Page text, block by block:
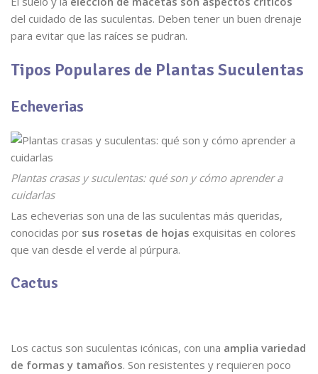
del cuidado de las suculentas. Deben tener un buen drenaje
para evitar que las raíces se pudran.
Tipos Populares de Plantas Suculentas
Echeverias
Plantas crasas y suculentas: qué son y cómo aprender a
cuidarlas
Las echeverias son una de las suculentas más queridas,
conocidas por sus rosetas de hojas exquisitas en colores
que van desde el verde al púrpura.
Cactus
Los cactus son suculentas icónicas, con una amplia variedad
de formas y tamaños. Son resistentes y requieren poco